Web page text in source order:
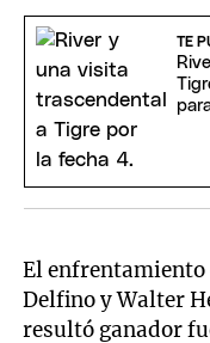
TE
El enfrentamiento
Delfino y Walter
resultó ganador